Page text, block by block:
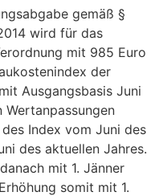
gemäß §
wird für das
mit 985 Euro
der
Ausgangsbasis Juni
Index vom Juni des
des aktuellen Jahres.
mit 1. Jänner
somit mit 1.